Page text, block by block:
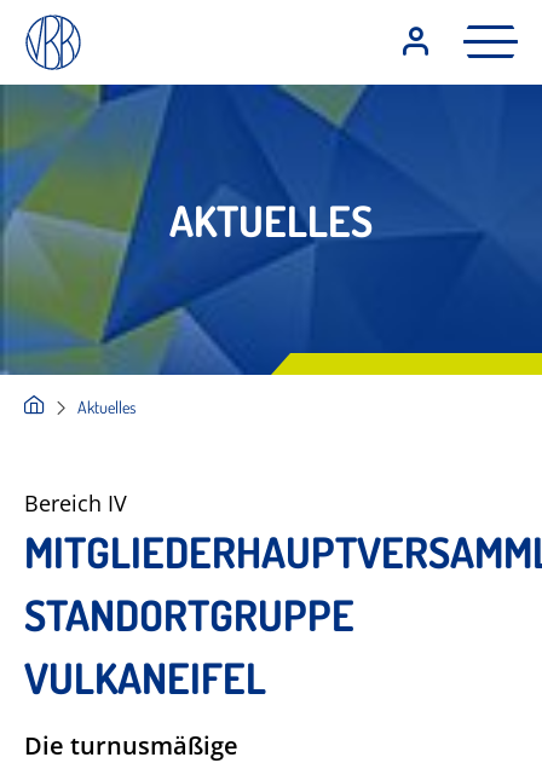
AKTUELLES
Aktuelles
Bereich IV
STANDORTGRUPPE
VULKANEIFEL
Die turnusmäßige